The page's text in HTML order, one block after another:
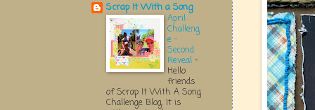
Scrap It With a Song
April
Challeng
e -
Second
Reveal -
Hello
friends
of Scrap It With A Song
Challenge Blog. It is